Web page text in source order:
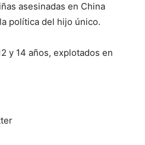
asesinadas en China
política del hijo único.
y 14 años, explotados en